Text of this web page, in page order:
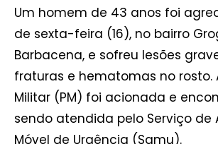
Um homem de 43 anos foi
de sexta-feira (16), no bairro
Barbacena, e sofreu lesões
fraturas e hematomas no rosto.
Militar (PM) foi acionada e
sendo atendida pelo Serviço de
Móvel de Urgência (Samu).